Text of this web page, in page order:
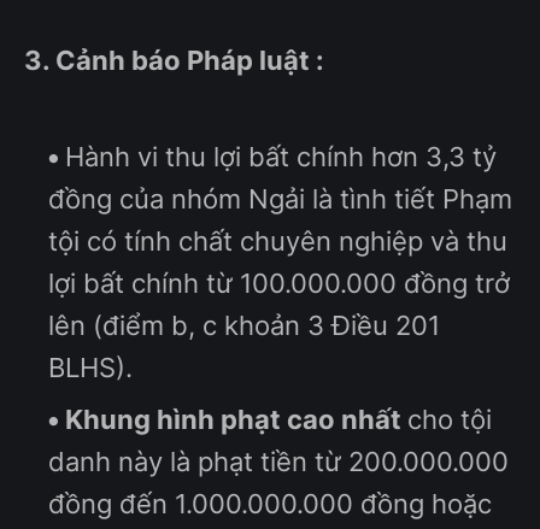
3. Cảnh báo Pháp luật :
Hành vi thu lợi bất chính hơn 3,3 tỷ
đồng của nhóm Ngải là tình tiết Phạm
tội có tính chất chuyên nghiệp và thu
lợi bất chính từ 100.000.000 đồng trở
lên (điểm b, c khoản 3 Điều 201
BLHS).
Khung hình phạt cao nhất cho tội
danh này là phạt tiền từ 200.000.000
đồng đến 1.000.000.000 đồng hoặc